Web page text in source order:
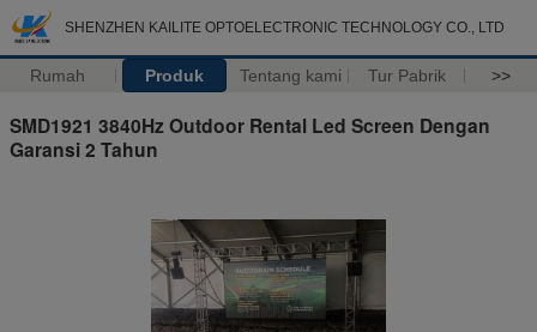
SHENZHEN KAILITE OPTOELECTRONIC TECHNOLOGY CO., LTD
Rumah Produk Tentang kami Tur Pabrik >>
SMD1921 3840Hz Outdoor Rental Led Screen Dengan
Garansi 2 Tahun